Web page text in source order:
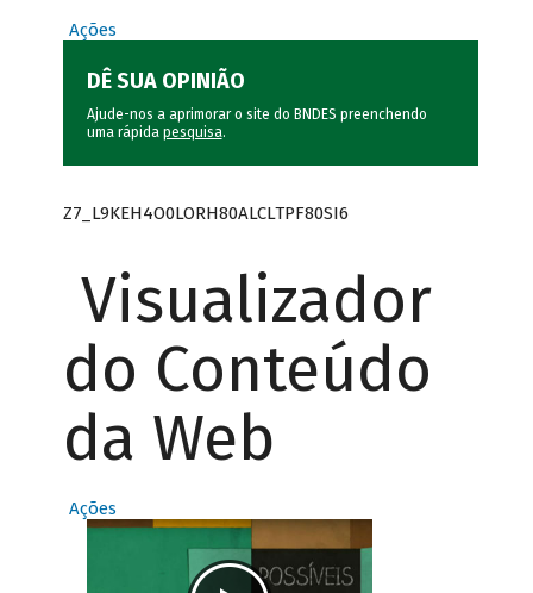
Ações
DÊ SUA OPINIÃO
Ajude-nos a aprimorar o site do BNDES preenchendo
uma rápida pesquisa.
Z7_L9KEH4O0LORH80ALCLTPF80SI6
Visualizador
do Conteúdo
da Web
Ações